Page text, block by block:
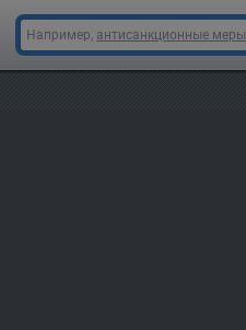
Например, антисанкционные меры